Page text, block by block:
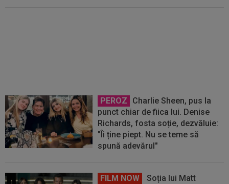
PEROZ
Charlie Sheen, pus la
punct chiar de fiica lui. Denise
Richards, fosta soție, dezvăluie:
"Îi ține piept. Nu se teme să
spună adevărul"
FILM NOW
Soția lui Matt